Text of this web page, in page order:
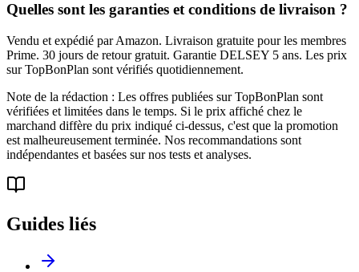
Quelles sont les garanties et conditions de livraison ?
Vendu et expédié par Amazon. Livraison gratuite pour les membres
Prime. 30 jours de retour gratuit. Garantie DELSEY 5 ans. Les prix
sur TopBonPlan sont vérifiés quotidiennement.
Note de la rédaction : Les offres publiées sur TopBonPlan sont
vérifiées et limitées dans le temps. Si le prix affiché chez le
marchand diffère du prix indiqué ci-dessus, c'est que la promotion
est malheureusement terminée. Nos recommandations sont
indépendantes et basées sur nos tests et analyses.
Guides liés